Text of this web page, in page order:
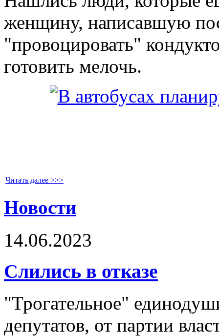
женщину, написавшую
"провоцировать"
готовить мелочь.
Читать далее >>>
Новости
14.06.2023
Слились в отказе
"Трогательное"
депутатов, от партии